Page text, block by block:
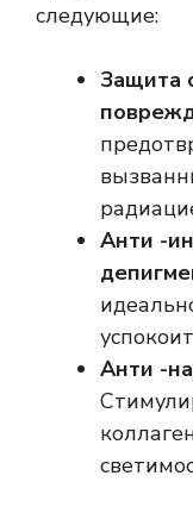
следующие:
Защита
Анти -
Анти -